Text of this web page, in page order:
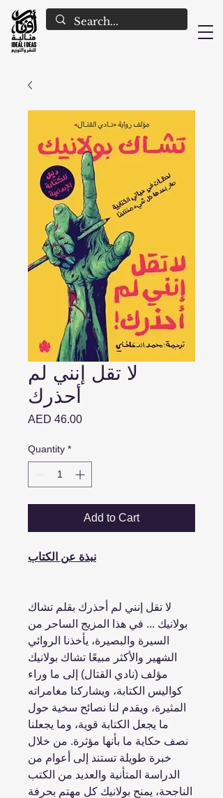
لا تقل إنني لم
أحذرك
AED 46.00Price
Quantity *
Add to Cart
نبذة عن الكتاب
لا تقل إنني لم أحذرك بقلم تشاك
بولانيك ... في هذا المزيج الساحر من
السيرة والبصيرة، يأخذنا الروائي
الشهير والأكثر مبيعًا تشاك بولانيك
مؤلف (نادي القتال) إلى ما وراء
كواليس الكتابة، ويشاركنا مغامراته
المثيرة، ويقدم لنا نصائح سخية حول
ما يجعل الكتابة قوية، وما يجعلنا
نصف حكاية ما بأنها مؤثرة. من خلال
خبرة طويلة تستند إلى أعوام من
الدراسة المتأنية والعديد من الكتب
الناجحة، يمنح بولانيك كل مهتم بحرفة